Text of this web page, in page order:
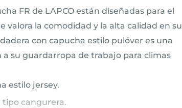
FR de LAPCO están diseñadas para el
valora la comodidad y la alta calidad en su
con capucha estilo pulóver es una
su guardarropa de trabajo para climas
estilo jersey.
cangurera.